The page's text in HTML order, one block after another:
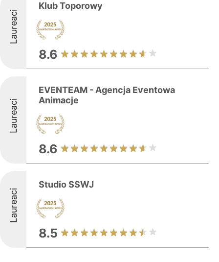
Laureaci
Klub Toporowy
8.6
Laureaci
EVENTEAM - Agencja Eventowa
Animacje
8.6
Laureaci
Studio SSWJ
8.5